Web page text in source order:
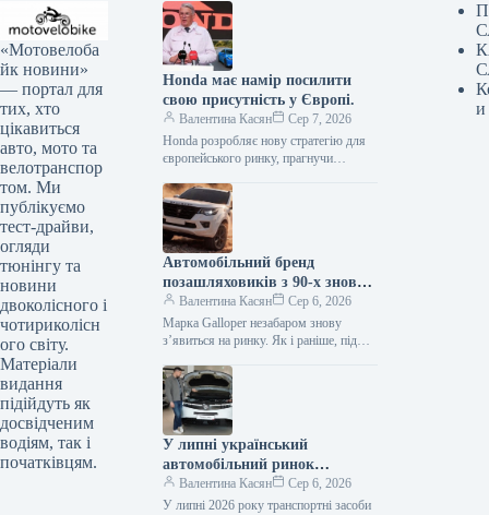
«Мотовелоба
йк новини»
— портал для
тих, хто
цікавиться
авто, мото та
велотранспор
том. Ми
публікуємо
тест-драйви,
огляди
тюнінгу та
новини
двоколісного і
чотириколісн
ого світу.
Матеріали
видання
підійдуть як
досвідченим
водіям, так і
початківцям.
Honda має намір посилити
свою присутність у Європі.
Валентина Касян
Сер 7, 2026
Honda розробляє нову стратегію для
європейського ринку, прагнучи
спаду обсягів збуту. Протягом
десятиліття компанія відзначила
зменшення…
Автомобільний бренд
позашляховиків з 90-х знову
з’явиться на ринку.
Валентина Касян
Сер 6, 2026
Марка Galloper незабаром знову
з’явиться на ринку. Як і раніше, під
випускатися автомобілі підвищеної
прохідності. Відродженням…
У липні український
автомобільний ринок
відзначився посиленням
позицій гібридних
Валентина Касян
Сер 6, 2026
У липні 2026 року транспортні засоби
и